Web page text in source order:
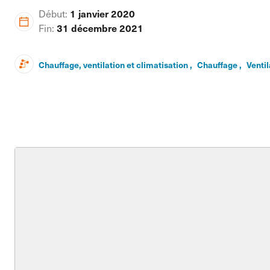
Début: 1 janvier 2020
Fin: 31 décembre 2021
Chauffage, ventilation et climatisation , Chauffage ,